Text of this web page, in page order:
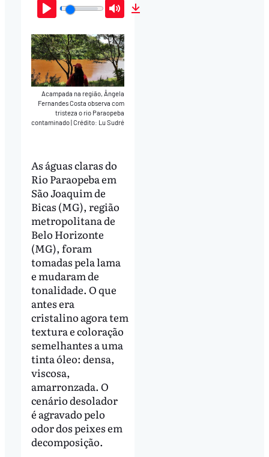
Play Mute
Acampada na região, Ângela
Fernandes Costa observa com
tristeza o rio Paraopeba
contaminado Crédito: Lu Sudré
As águas claras do
Rio Paraopeba em
São Joaquim de
Bicas (MG), região
metropolitana de
Belo Horizonte
(MG), foram
tomadas pela lama
e mudaram de
tonalidade. O que
antes era
cristalino agora tem
textura e coloração
semelhantes a uma
tinta óleo: densa,
viscosa,
amarronzada. O
cenário desolador
é agravado pelo
odor dos peixes em
decomposição.